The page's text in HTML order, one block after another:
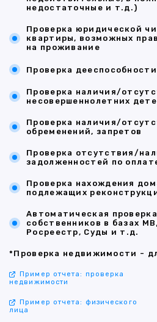
недостаточные и т.д.)
Проверка юридической
квартиры, возможных
на проживание
Проверка дееспособности
Проверка наличия/
несовершеннолетних
Проверка наличия/
обременений, запретов
Проверка отсутствия/
задолженностей по
Проверка нахождения
подлежащих
Автоматическая
собственников в базах
Росреестр, Суды и т.д.
*Проверка недвижимости -
Пример отчета: проверка
недвижимости
Пример отчета: физического
лица